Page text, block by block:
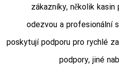
zákazníky, několik
odezvou a profesionální
poskytují podporu pro rychlé
podpory, jiné